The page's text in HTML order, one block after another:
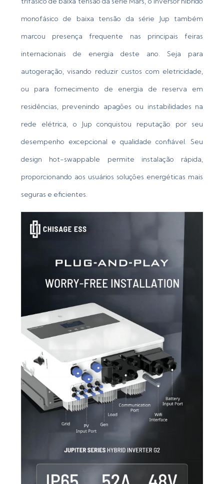
monofásico de baixa tensão da série Jup também
marcou presença frequente nas principais feiras
internacionais de energia deste ano. Seja para
autogeração, visando reduzir custos com eletricidade,
ou para fornecimento de energia de reserva em
residências, prevenindo apagões ou instabilidades na
rede elétrica, o Jup conquistou reputação por seu
desempenho excepcional e qualidade confiável. Seu
design hot-swappable permite instalação rápida,
proporcionando aos usuários soluções energéticas mais
seguras e eficientes.